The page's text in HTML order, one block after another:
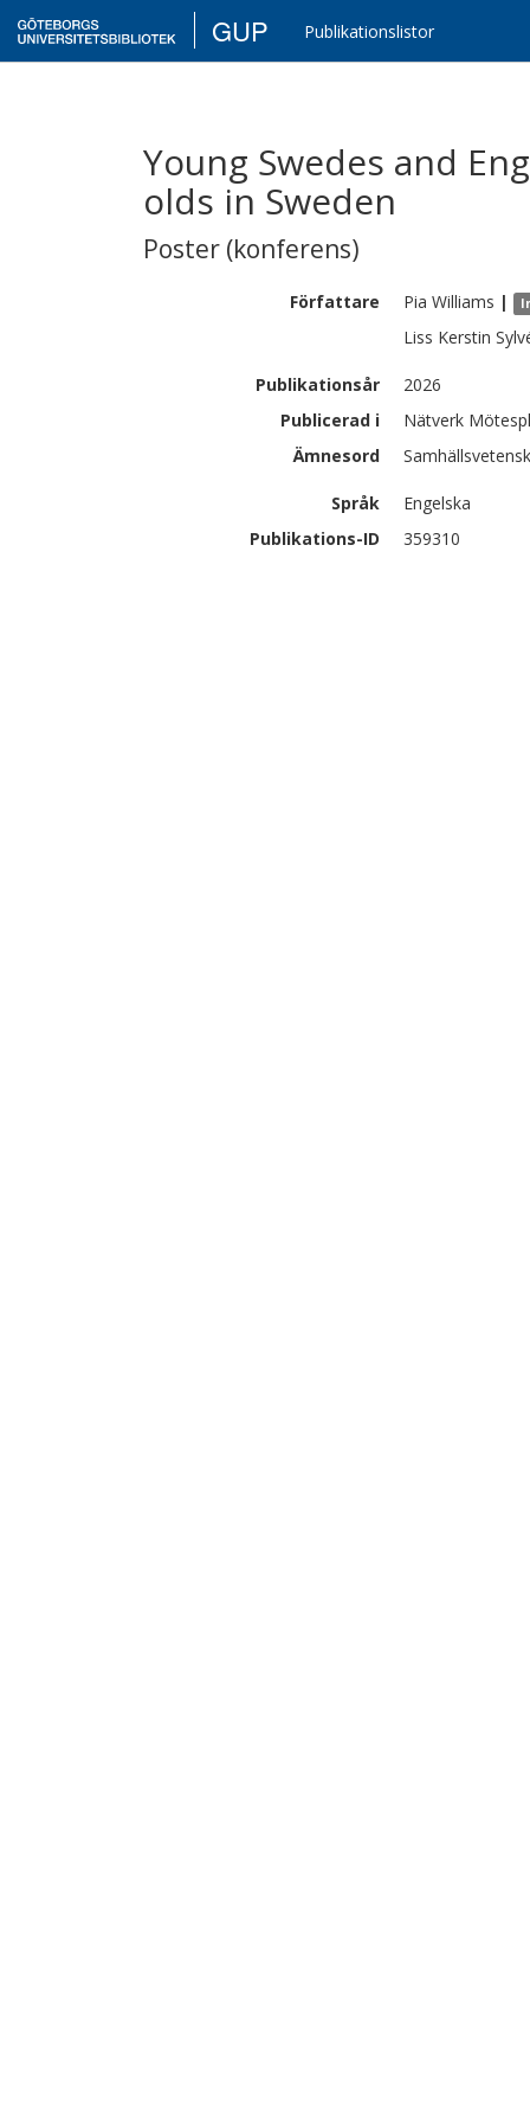
GUP Publikationslistor
Young Swedes and
olds in Sweden
Poster (konferens)
Författare Pia Williams |
Liss Kerstin
Publikationsår
2026
Publicerad i
Nätverk
Ämnesord
Språk
Engelska
Publikations-ID
359310